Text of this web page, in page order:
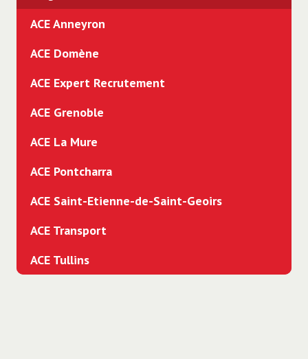
ACE Anneyron
ACE Domène
ACE Expert Recrutement
ACE Grenoble
ACE La Mure
ACE Pontcharra
ACE Saint-Etienne-de-Saint-Geoirs
ACE Transport
ACE Tullins